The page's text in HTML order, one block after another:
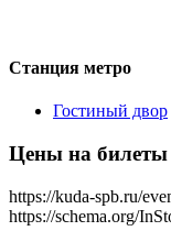
Станция метро
Гостиный двор
Цены на билеты
https://kuda-spb.ru/
https://schema.org/